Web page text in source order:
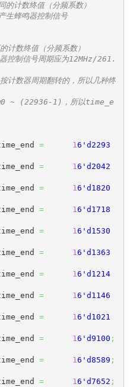
的计数终值（分频系数）
生蜂鸣器控制信号
计数终值（分频系数）
控制信号周期应为12MHz/261.
计数器周期翻转的，所以几种终
0 ~ (22936-1)，所以time_e
= 16'd2293
= 16'd2042
= 16'd1820
= 16'd1718
= 16'd1530
= 16'd1363
= 16'd1214
= 16'd1146
= 16'd1021
= 16'd9100 ;
= 16'd8589 ;
= 16'd7652 ;